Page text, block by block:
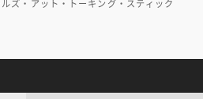
ズ・アット・トーキング・スティック